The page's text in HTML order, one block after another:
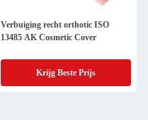
Verbuiging recht orthotic ISO
13485 AK Cosmetic Cover
Krijg Beste Prijs